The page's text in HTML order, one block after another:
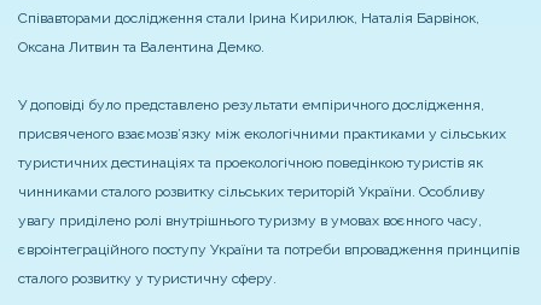
Співавторами дослідження стали Ірина Кирилюк, Наталія Барвінок,
Оксана Литвин та Валентина Демко.
У доповіді було представлено результати емпіричного дослідження,
присвяченого взаємозв’язку між екологічними практиками у сільських
туристичних дестинаціях та проекологічною поведінкою туристів як
чинниками сталого розвитку сільських територій України. Особливу
увагу приділено ролі внутрішнього туризму в умовах воєнного часу,
євроінтеграційного поступу України та потреби впровадження принципів
сталого розвитку у туристичну сферу.